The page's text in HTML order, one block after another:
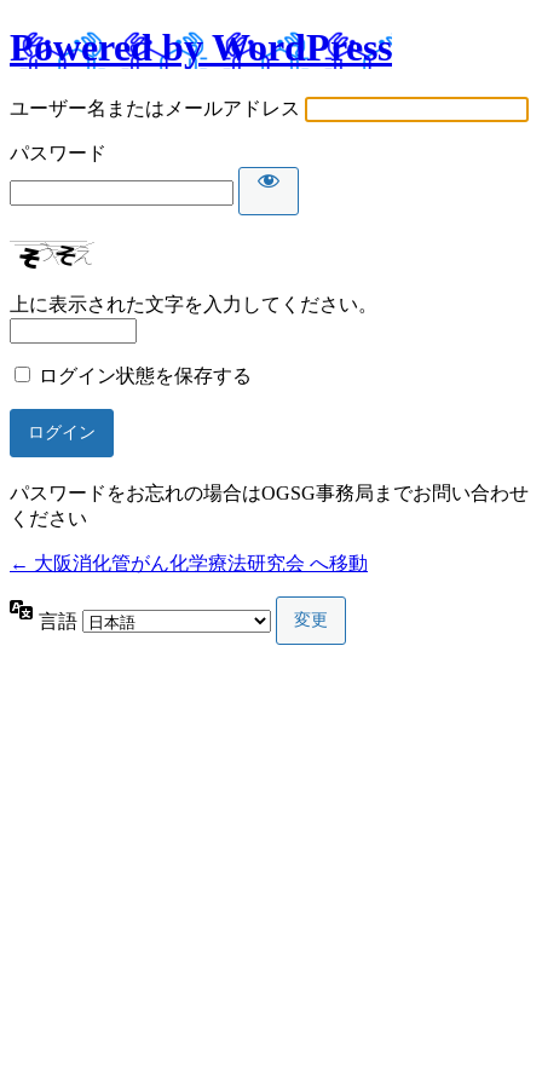
Powered by WordPress
ユーザー名またはメールアドレス
パスワード
上に表示された文字を入力してください。
ログイン状態を保存する
パスワードをお忘れの場合はOGSG事務局までお問い合わせ
ください
← 大阪消化管がん化学療法研究会 へ移動
言語